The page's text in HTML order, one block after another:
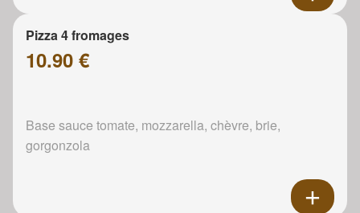
Pizza 4 fromages
10.90 €
Base sauce tomate, mozzarella, chèvre, brie,
gorgonzola